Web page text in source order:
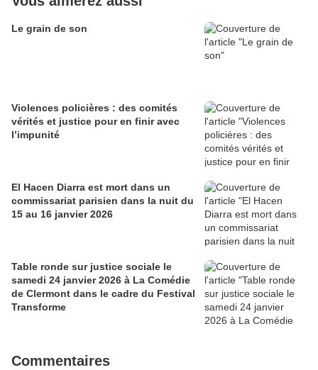
Le grain de son
Violences policières : des comités
vérités et justice pour en finir avec
l’impunité
El Hacen Diarra est mort dans un
commissariat parisien dans la nuit du
15 au 16 janvier 2026
Table ronde sur justice sociale le
samedi 24 janvier 2026 à La Comédie
de Clermont dans le cadre du Festival
Transforme
Commentaires